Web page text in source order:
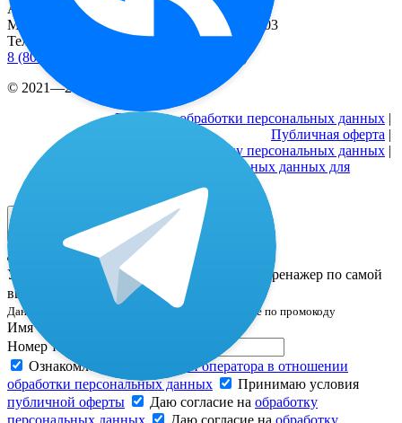
Адрес
Москва, 2-й Рощинский пр-д, д. 8, офис 603
Телефоны
8 (800) 333 24-77
(бесплатные звонки по РФ)
© 2021—2026 |
Политика обработки персональных данных |
Публичная оферта |
Согласие на обработку персональных данных |
Согласие на обработку персональных данных для
Дополнительная скидка только 24 часа! ⌛️
Успейте оставить заявку и забронировать тренажер по самой
выгодной цене —
18 518 ₽
Данная цена уже включает все скидки, в том числе по промокоду
Имя*
Номер телефона*
Ознакомлен(а) с
политикой оператора в отношении
обработки персональных данных
Принимаю условия
публичной оферты
Даю согласие на обработку